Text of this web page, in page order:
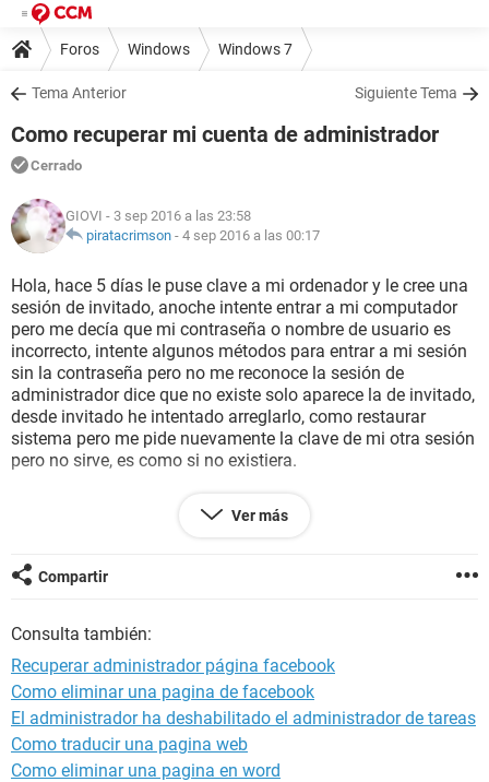
Foros Windows Windows 7
Tema Anterior Siguiente Tema
Como recuperar mi cuenta de administrador
Cerrado
GIOVI - 3 sep 2016 a las 23:58
piratacrimson - 4 sep 2016 a las 00:17
Hola, hace 5 días le puse clave a mi ordenador y le cree una
sesión de invitado, anoche intente entrar a mi computador
pero me decía que mi contraseña o nombre de usuario es
incorrecto, intente algunos métodos para entrar a mi sesión
sin la contraseña pero no me reconoce la sesión de
administrador dice que no existe solo aparece la de invitado,
desde invitado he intentado arreglarlo, como restaurar
sistema pero me pide nuevamente la clave de mi otra sesión
pero no sirve, es como si no existiera.
AYUDA POR FAVOR TENGO IMÁGENES Y RECUERDOS MUY
VALIOSOS PARA MI FAMILIA Ver más
Compartir
Consulta también:
Recuperar administrador página facebook
Como eliminar una pagina de facebook
El administrador ha deshabilitado el administrador de tareas
Como traducir una pagina web
Como eliminar una pagina en word